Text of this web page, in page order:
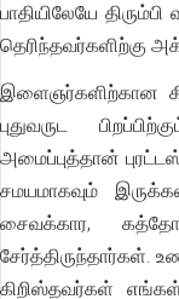
பாதியிலேயே
தெரிந்தவர்களிற்கு
இளைஞர்களிற்கான
புதுவருட
அமைப்புத்தான்
சமயமாகவும்
சைவக்கார,
சேர்த்திருந்தார்கள்.
கிறிஸ்தவர்கள்